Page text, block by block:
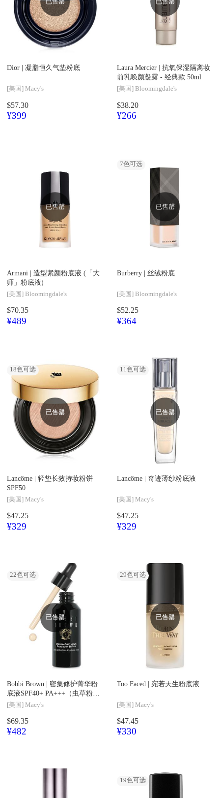
Dior | 凝脂恒久气垫粉底
[美国] Macy's
$57.30
¥399
Laura Mercier | 抗氧保湿隔离妆
前乳唤颜凝露 - 经典款 50ml
[美国] Bloomingdale's
$38.20
¥266
已售罄
Armani | 造型紧颜粉底液 (「大
师」粉底液)
[美国] Bloomingdale's
$70.35
¥489
7色可选
已售罄
Burberry | 丝绒粉底
[美国] Bloomingdale's
$52.25
¥364
18色可选
已售罄
Lancôme | 轻垫长效持妆粉饼
SPF50
[美国] Macy's
$47.25
¥329
11色可选
已售罄
Lancôme | 奇迹薄纱粉底液
[美国] Macy's
$47.25
¥329
22色可选
已售罄
Bobbi Brown | 密集修护菁华粉
底液SPF40+ PA+++（虫草粉底
液）
[美国] Macy's
$69.35
¥482
29色可选
已售罄
Too Faced | 宛若天生粉底液
[美国] Macy's
$47.45
¥330
19色可选